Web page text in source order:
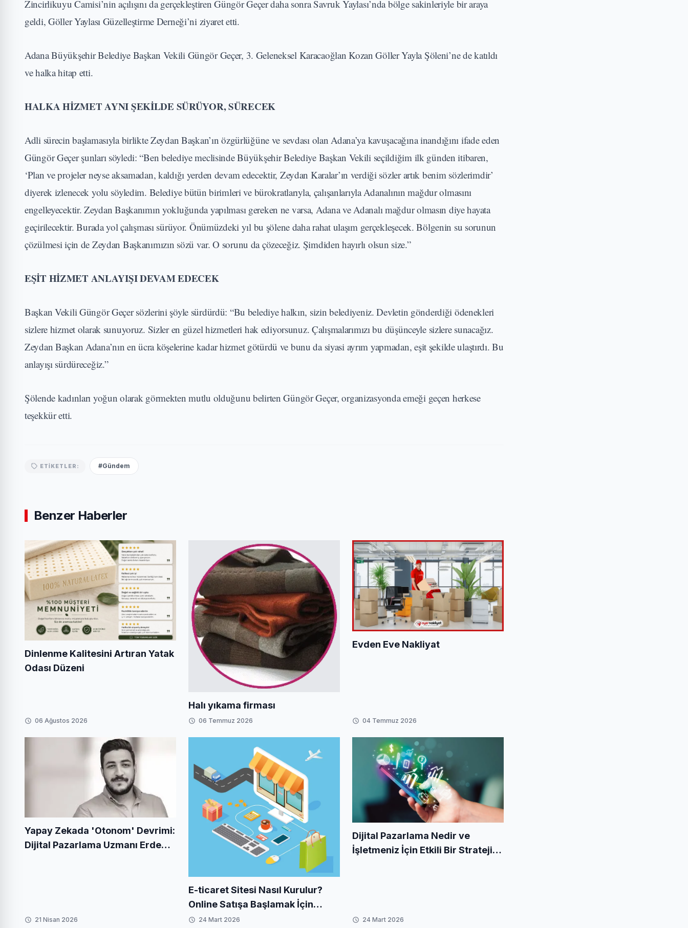
Zincirlikuyu Camisi’nin açılışını da gerçekleştiren Güngör Geçer daha sonra Savruk Yaylası’nda bölge sakinleriyle bir araya
geldi, Göller Yaylası Güzelleştirme Derneği’ni ziyaret etti.
Adana Büyükşehir Belediye Başkan Vekili Güngör Geçer, 3. Geleneksel Karacaoğlan Kozan Göller Yayla Şöleni’ne de katıldı
ve halka hitap etti.
HALKA HİZMET AYNI ŞEKİLDE SÜRÜYOR, SÜRECEK
Adli sürecin başlamasıyla birlikte Zeydan Başkan’ın özgürlüğüne ve sevdası olan Adana’ya kavuşacağına inandığını ifade eden
Güngör Geçer şunları söyledi: “Ben belediye meclisinde Büyükşehir Belediye Başkan Vekili seçildiğim ilk günden itibaren,
‘Plan ve projeler neyse aksamadan, kaldığı yerden devam edecektir, Zeydan Karalar’ın verdiği sözler artık benim sözlerimdir’
diyerek izlenecek yolu söyledim. Belediye bütün birimleri ve bürokratlarıyla, çalışanlarıyla Adanalının mağdur olmasını
engelleyecektir. Zeydan Başkanımın yokluğunda yapılması gereken ne varsa, Adana ve Adanalı mağdur olmasın diye hayata
geçirilecektir. Burada yol çalışması sürüyor. Önümüzdeki yıl bu şölene daha rahat ulaşım gerçekleşecek. Bölgenin su sorunun
çözülmesi için de Zeydan Başkanımızın sözü var. O sorunu da çözeceğiz. Şimdiden hayırlı olsun size.”
EŞİT HİZMET ANLAYIŞI DEVAM EDECEK
Başkan Vekili Güngör Geçer sözlerini şöyle sürdürdü: “Bu belediye halkın, sizin belediyeniz. Devletin gönderdiği ödenekleri
sizlere hizmet olarak sunuyoruz. Sizler en güzel hizmetleri hak ediyorsunuz. Çalışmalarımızı bu düşünceyle sizlere sunacağız.
Zeydan Başkan Adana’nın en ücra köşelerine kadar hizmet götürdü ve bunu da siyasi ayrım yapmadan, eşit şekilde ulaştırdı. Bu
anlayışı sürdüreceğiz.”
Şölende kadınları yoğun olarak görmekten mutlu olduğunu belirten Güngör Geçer, organizasyonda emeği geçen herkese
teşekkür etti.
ETIKETLER: #Gündem
Benzer Haberler
Dinlenme Kalitesini Artıran Yatak
Odası Düzeni
06 Ağustos 2026
Halı yıkama firması
06 Temmuz 2026
Evden Eve Nakliyat
04 Temmuz 2026
Yapay Zekada 'Otonom' Devrimi:
Dijital Pazarlama Uzmanı Erdem
21 Nisan 2026
E-ticaret Sitesi Nasıl Kurulur?
Online Satışa Başlamak İçin
Kapsamlı Rehber
24 Mart 2026
Dijital Pazarlama Nedir ve
İşletmeniz İçin Etkili Bir Strateji
24 Mart 2026